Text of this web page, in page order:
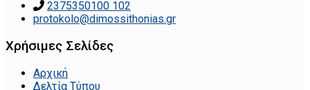
2375350100 102
protokolo@dimossithonias.gr
Χρήσιμες Σελίδες
Αρχική
Δελτία Τύπου